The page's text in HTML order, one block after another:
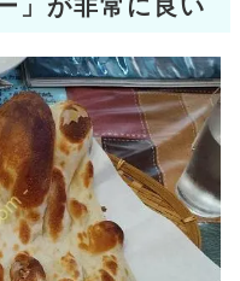
」が非常に良い